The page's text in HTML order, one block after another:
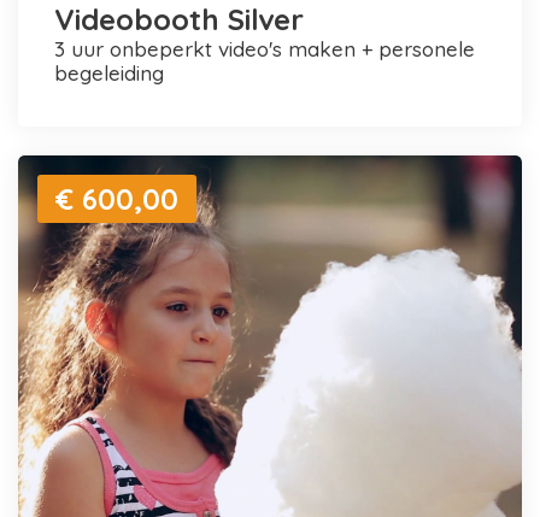
Videobooth Silver
3 uur onbeperkt video's maken + personele
begeleiding
€ 600,00